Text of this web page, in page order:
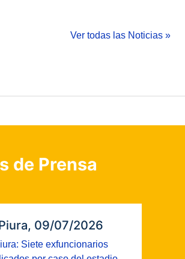
Ver todas las Noticias »
de Prensa
09/07/2026
Siete exfuncionarios